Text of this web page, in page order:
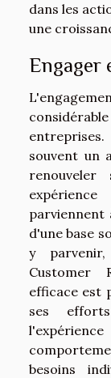
dans les
une
Engager
souvent un
parviennent
d'une base
y
Customer
efficace est
ses
besoins